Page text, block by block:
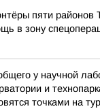
пяти районов
в зону
у научной
и
точками на